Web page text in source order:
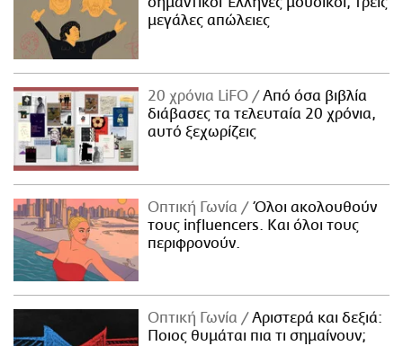
μεγάλες απώλειες
20 χρόνια LiFO
Από όσα βιβλία
διάβασες τα τελευταία 20 χρόνια,
αυτό ξεχωρίζεις
Οπτική Γωνία
Όλοι ακολουθούν
τους influencers. Και όλοι τους
περιφρονούν.
Οπτική Γωνία
Αριστερά και δεξιά:
Ποιος θυμάται πια τι σημαίνουν;